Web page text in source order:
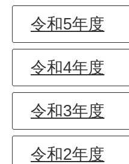
令和5年度
令和4年度
令和3年度
令和2年度